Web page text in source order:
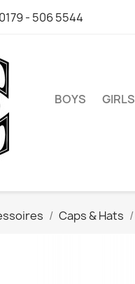
0179 - 506 5544
BOYS GIRLS
Caps & Hats